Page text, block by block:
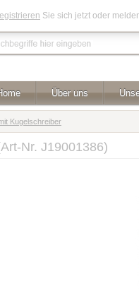
Sie sich jetzt oder
Über uns
Kugelschreiber
Nr. J19001386)